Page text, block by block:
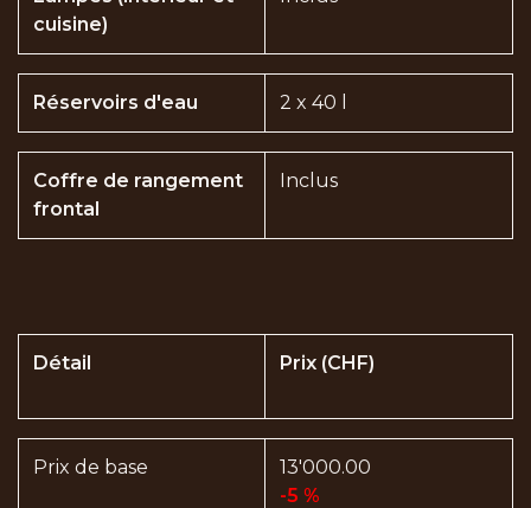
cuisine)
Réservoirs d'eau 2 x 40 l
Coffre de rangement
frontal
Inclus
Détail Prix (CHF)
Prix de base
13'000.00
-5 %